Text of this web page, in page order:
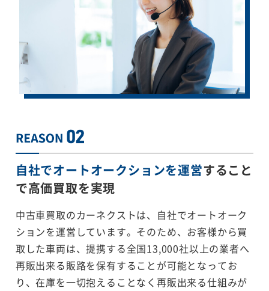
自社でオートオークションを運営すること
で高価買取を実現
中古車買取のカーネクストは、自社でオートオーク
ションを運営しています。そのため、お客様から買
取した車両は、提携する全国13,000社以上の業者へ
再販出来る販路を保有することが可能となってお
り、在庫を一切抱えることなく再販出来る仕組みが